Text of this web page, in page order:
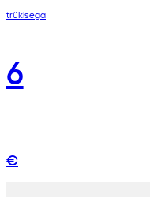
trükisega
6
€